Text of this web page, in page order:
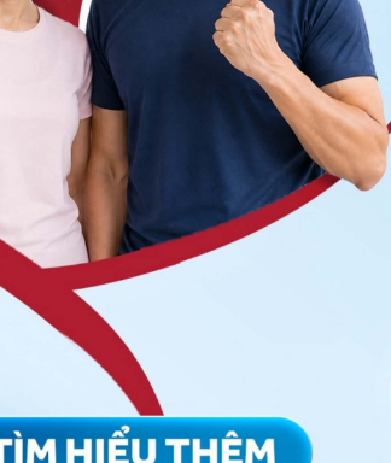
My Vinmec để quản lý, theo dõi